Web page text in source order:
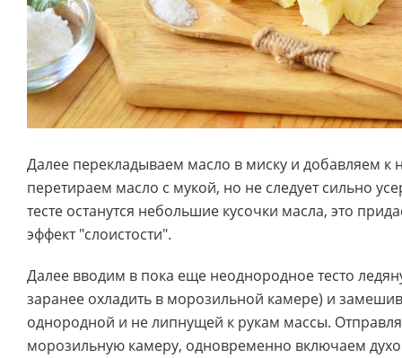
Далее перекладываем масло в миску и добавляем к
перетираем масло с мукой, но не следует сильно
тесте останутся небольшие кусочки масла, это
эффект "слоистости".
Далее вводим в пока еще неоднородное тесто
заранее охладить в морозильной камере) и
однородной и не липнущей к рукам массы.
морозильную камеру, одновременно включаем